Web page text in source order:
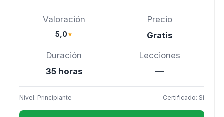
Valoración
5,0★
Precio
Gratis
Duración
35 horas
Lecciones
—
Nivel: Principiante Certificado: Sí